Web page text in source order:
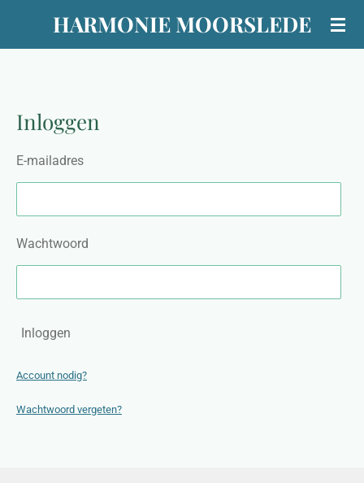
HARMONIE MOORSLEDE
Inloggen
E-mailadres
Wachtwoord
Inloggen
Account nodig?
Wachtwoord vergeten?